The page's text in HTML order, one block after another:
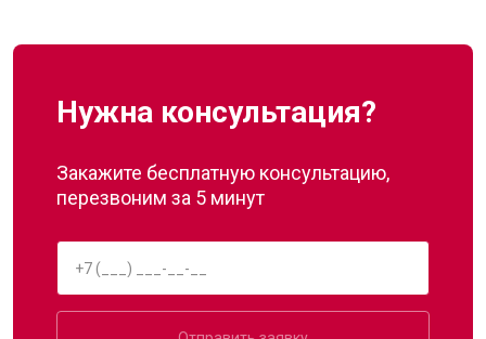
Нужна консультация?
Закажите бесплатную консультацию,
перезвоним за 5 минут